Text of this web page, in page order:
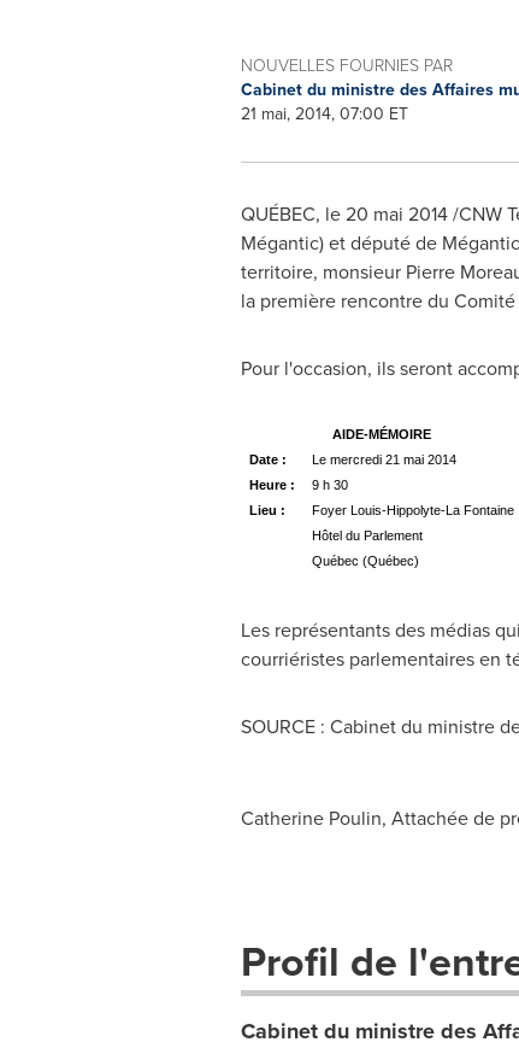
NOUVELLES FOURNIES PAR
Cabinet du ministre des Affaires
21 mai, 2014, 07:00 ET
QUÉBEC, le 20 mai 2014 /CNW
Mégantic) et député de
territoire, monsieur Pierre
la première rencontre du
Pour l'occasion, ils seront
AIDE-MÉMOIRE
Date :
Le mercredi 21 mai 2014
Heure :
9 h 30
Lieu :
Foyer Louis-Hippolyte-La Fontaine
Hôtel du Parlement
Québec (Québec)
Les représentants des médias
courriéristes parlementaires en
SOURCE : Cabinet du ministre
Catherine Poulin, Attachée de
Profil de
Cabinet du ministre des